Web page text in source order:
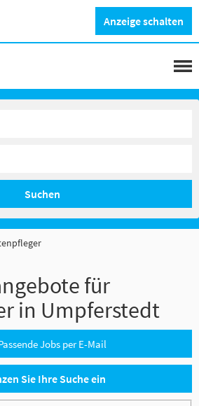
Anzeige schalten
Suchen
für
in Umpferstedt
Jobs per E-Mail
Sie Ihre Suche ein